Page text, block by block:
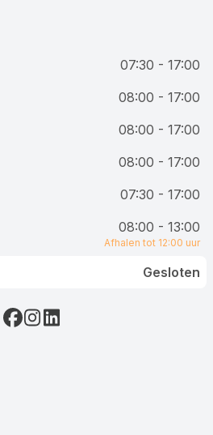
07:30 - 17:00
08:00 - 17:00
08:00 - 17:00
08:00 - 17:00
07:30 - 17:00
08:00 - 13:00
Afhalen tot 12:00 uur
Gesloten